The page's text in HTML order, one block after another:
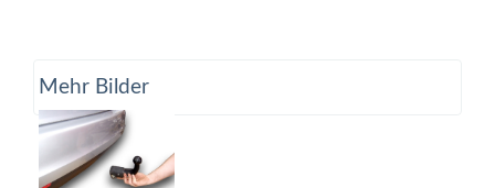
Mehr Bilder